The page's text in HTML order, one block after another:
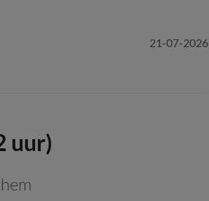
21-07-2026
uur)